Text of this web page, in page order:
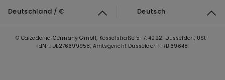
Deutschland / € Deutsch
© Calzedonia Germany GmbH, Kesselstraße 5-7, 40221 Düsseldorf, USt-
IdNr.: DE276699958, Amtsgericht Düsseldorf HRB 69648